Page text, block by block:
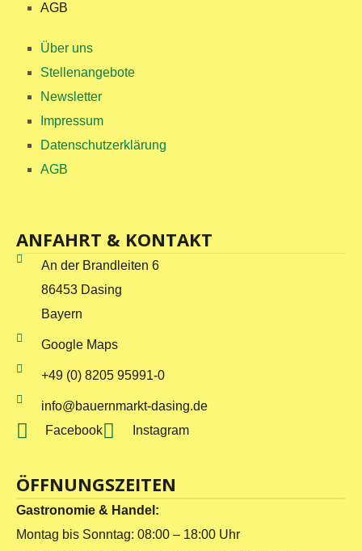
AGB
Über uns
Stellenangebote
Newsletter
Impressum
Datenschutzerklärung
AGB
ANFAHRT & KONTAKT
An der Brandleiten 6
86453 Dasing
Bayern
Google Maps
+49 (0) 8205 95991-0
info@bauernmarkt-dasing.de
Facebook
Instagram
ÖFFNUNGSZEITEN
Gastronomie & Handel:
Montag bis Sonntag: 08:00 – 18:00 Uhr